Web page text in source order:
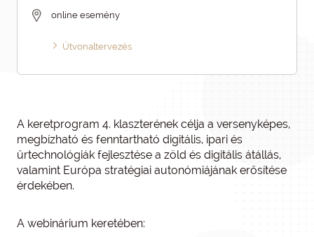
online esemény
Útvonaltervezés
A keretprogram 4. klaszterének célja a versenyképes,
megbízható és fenntartható digitális, ipari és
űrtechnológiák fejlesztése a zöld és digitális átállás,
valamint Európa stratégiai autonómiájának erősítése
érdekében.
A webinárium keretében: